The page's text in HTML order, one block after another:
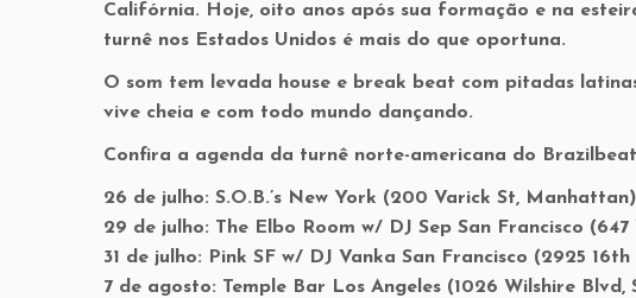
Califórnia. Hoje, oito anos após sua formação e na
turnê nos Estados Unidos é mais do que oportuna.
O som tem levada house e break beat com pitadas
vive cheia e com todo mundo dançando.
Confira a agenda da turnê norte-americana do Brazilbeat
26 de julho: S.O.B.’s New York (200 Varick St, Manhattan)
29 de julho: The Elbo Room w/ DJ Sep San Francisco (647
31 de julho: Pink SF w/ DJ Vanka San Francisco (2925 16th
7 de agosto: Temple Bar Los Angeles (1026 Wilshire Blvd,